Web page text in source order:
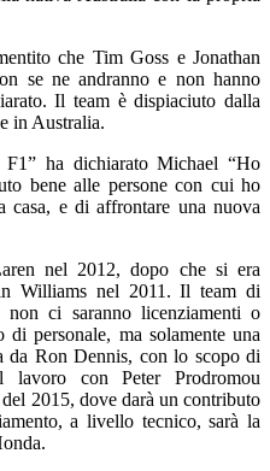
che Tim Goss e Jonathan
se ne andranno e non hanno
Il team è dispiaciuto dalla
in Australia.
ha dichiarato Michael “Ho
bene alle persone con cui ho
casa, e di affrontare una nuova
nel 2012, dopo che si era
Williams nel 2011. Il team di
ci saranno licenziamenti o
personale, ma solamente una
da Ron Dennis, con lo scopo di
lavoro con Peter Prodromou
2015, dove darà un contributo
a livello tecnico, sarà la